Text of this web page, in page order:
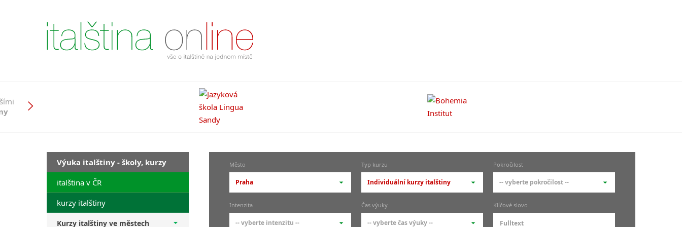
Výuka italštiny - školy, kurzy
italština v ČR
kurzy italštiny
Kurzy italštiny ve městech
Město
Praha
-- vyberte město --
pražské městské části
Typ kurzu
Individuální kurzy italštiny
-- vyberte typ --
základní členění kurzů
Pokročilost
-- vyberte pokročilost --
-- vyberte pokročilost --
Intenzita
-- vyberte intenzitu --
Čas výuky
-- vyberte čas výuky --
Klíčové slovo